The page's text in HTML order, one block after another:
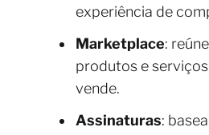
experiência de
Marketplace:
produtos e
vende.
Assinaturas: